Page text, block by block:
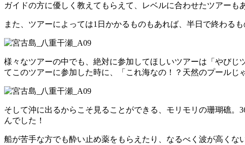
ガイドの方に優しく教えてもらえて、レベルに合わせたツアーも
また、ツアーによっては1日かかるものもあれば、半日で終わる
様々なツアーの中でも、絶対に参加してほしいツアーは「やび
てこのツアーに参加した時に、「これ海なの！？天然のプール
そして沖に出るからこそ見ることができる、モリモリの珊瑚礁
んでした！
船が苦手な方でも酔い止め薬をもらえたり、なるべく波が高く